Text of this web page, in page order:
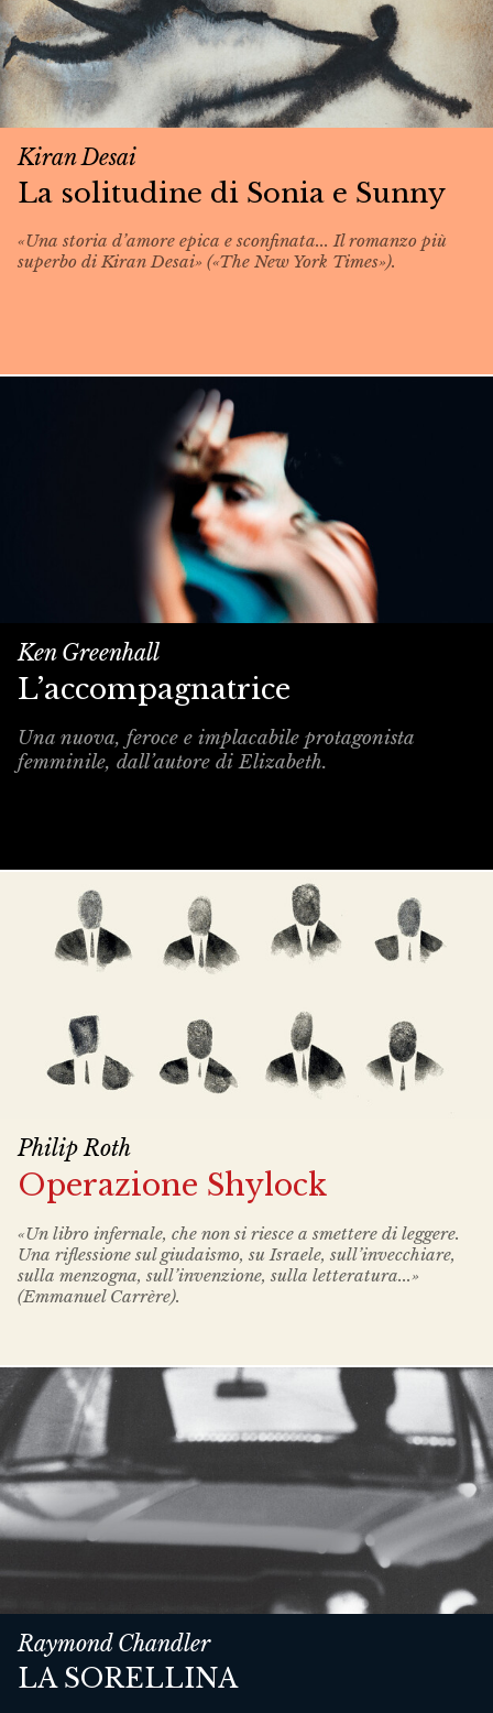
Kiran Desai
La solitudine di Sonia e Sunny
«Una storia d’amore epica e sconfinata... Il romanzo più
superbo di Kiran Desai» («The New York Times»).
Ken Greenhall
L’accompagnatrice
Una nuova, feroce e implacabile protagonista
femminile, dall’autore di Elizabeth.
Philip Roth
Operazione Shylock
«Un libro infernale, che non si riesce a smettere di leggere.
Una riflessione sul giudaismo, su Israele, sull’invecchiare,
sulla menzogna, sull’invenzione, sulla letteratura...»
(Emmanuel Carrère).
Raymond Chandler
LA SORELLINA